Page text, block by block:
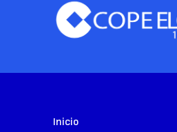
Inicio